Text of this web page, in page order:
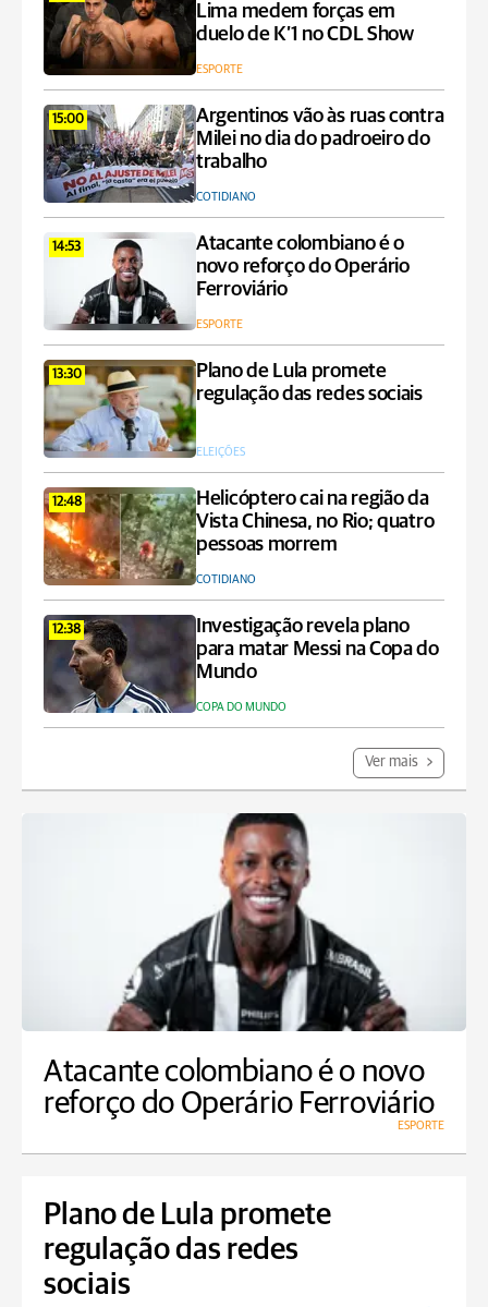
Lima medem forças em
duelo de K’1 no CDL Show
ESPORTE
15:00
Argentinos vão às ruas contra
Milei no dia do padroeiro do
trabalho
COTIDIANO
14:53
Atacante colombiano é o
novo reforço do Operário
Ferroviário
ESPORTE
13:30
Plano de Lula promete
regulação das redes sociais
ELEIÇÕES
12:48
Helicóptero cai na região da
Vista Chinesa, no Rio; quatro
pessoas morrem
COTIDIANO
12:38
Investigação revela plano
para matar Messi na Copa do
Mundo
COPA DO MUNDO
Ver mais
Atacante colombiano é o novo
reforço do Operário Ferroviário
ESPORTE
Plano de Lula promete
regulação das redes
sociais